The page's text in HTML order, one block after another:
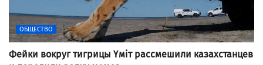
ОБЩЕСТВО
Фейки вокруг тигрицы Үміт рассмешили казахстанцев